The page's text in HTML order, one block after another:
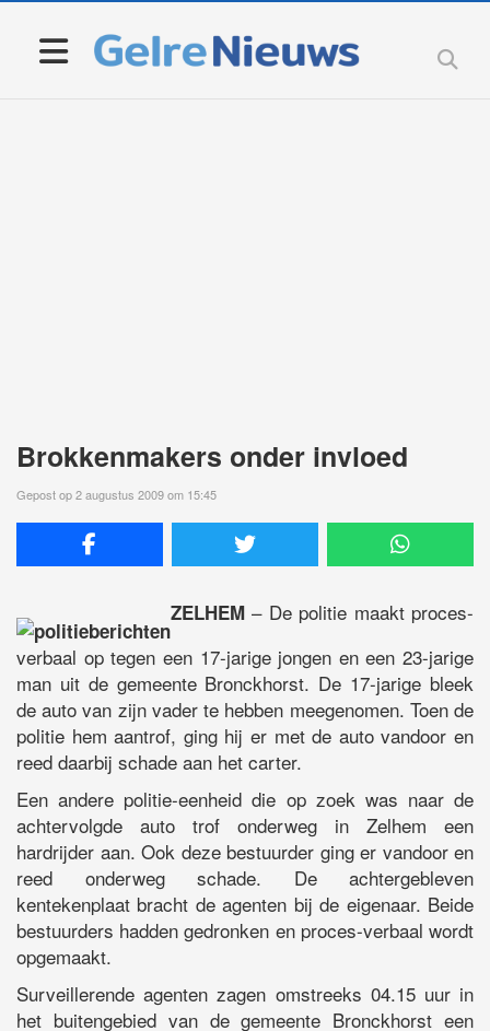
Brokkenmakers onder invloed
Gepost op 2 augustus 2009 om 15:45
ZELHEM– De politie maakt proces-
verbaal op tegen een 17-jarige jongen en een 23-jarige
man uit de gemeente Bronckhorst. De 17-jarige bleek
de auto van zijn vader te hebben meegenomen. Toen de
politie hem aantrof, ging hij er met de auto vandoor en
reed daarbij schade aan het carter.
Een andere politie-eenheid die op zoek was naar de
achtervolgde auto trof onderweg in Zelhem een
hardrijder aan. Ook deze bestuurder ging er vandoor en
reed onderweg schade. De achtergebleven
kentekenplaat bracht de agenten bij de eigenaar. Beide
bestuurders hadden gedronken en proces-verbaal wordt
opgemaakt.
Surveillerende agenten zagen omstreeks 04.15 uur in
het buitengebied van de gemeente Bronckhorst een